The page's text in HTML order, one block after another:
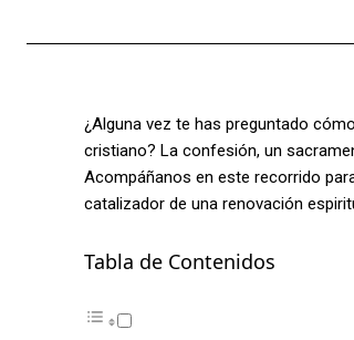
¿Alguna vez te has preguntado
cristiano? La confesión, un
Acompáñanos en este recorrido
catalizador de una renovación
Tabla de Contenidos